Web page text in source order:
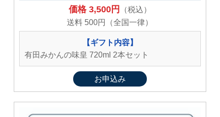
価格 3,500円
（税込）
送料 500円（全国一律）
【ギフト内容】
有田みかんの味皇 720ml 2本セット
お申込み